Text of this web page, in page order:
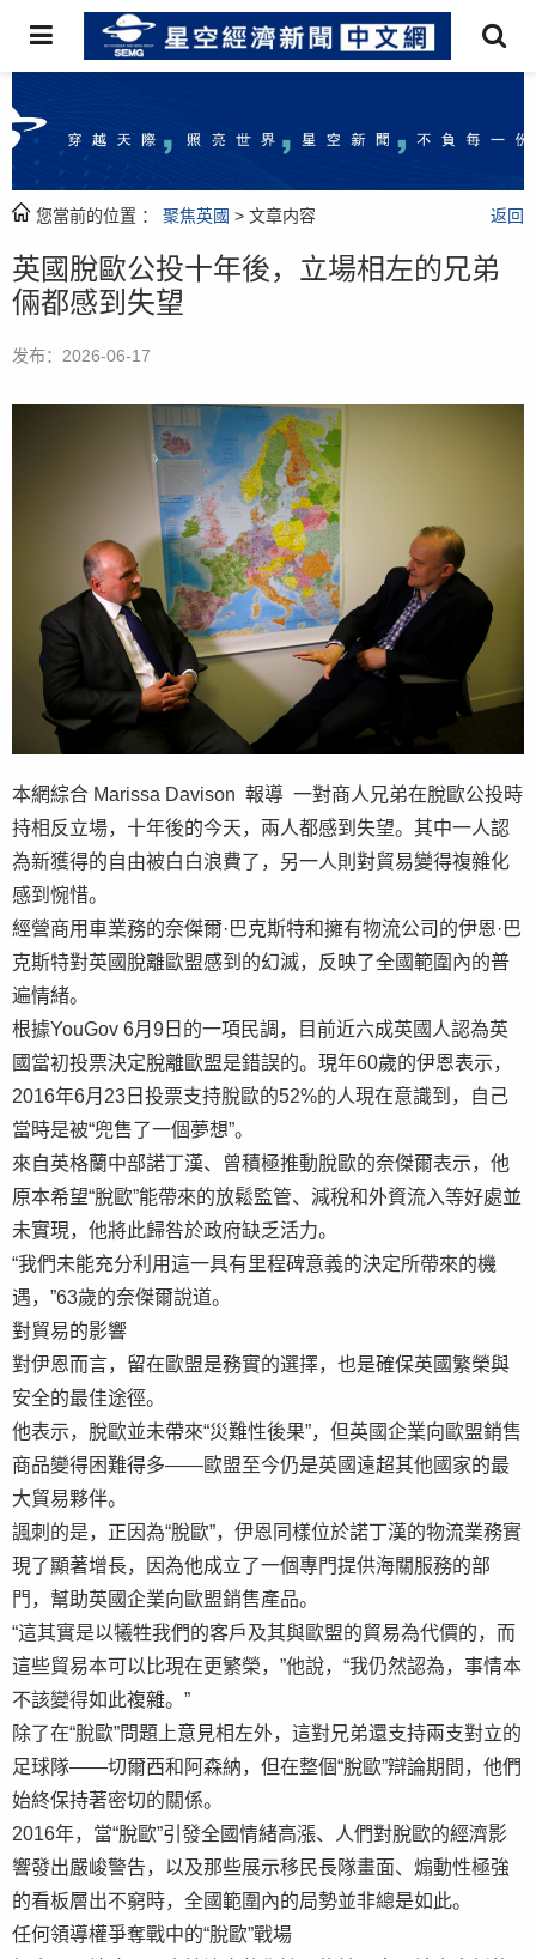
您當前的位置 ： 聚焦英國 > 文章内容 返回
英國脫歐公投十年後，立場相左的兄弟
倆都感到失望
发布：2026-06-17
本網綜合 Marissa Davison 報導 一對商人兄弟在脫歐公投時
持相反立場，十年後的今天，兩人都感到失望。其中一人認
為新獲得的自由被白白浪費了，另一人則對貿易變得複雜化
感到惋惜。
經營商用車業務的奈傑爾·巴克斯特和擁有物流公司的伊恩·巴
克斯特對英國脫離歐盟感到的幻滅，反映了全國範圍內的普
遍情緒。
根據YouGov 6月9日的一項民調，目前近六成英國人認為英
國當初投票決定脫離歐盟是錯誤的。現年60歲的伊恩表示，
2016年6月23日投票支持脫歐的52%的人現在意識到，自己
當時是被“兜售了一個夢想”。
來自英格蘭中部諾丁漢、曾積極推動脫歐的奈傑爾表示，他
原本希望“脫歐”能帶來的放鬆監管、減稅和外資流入等好處並
未實現，他將此歸咎於政府缺乏活力。
“我們未能充分利用這一具有里程碑意義的決定所帶來的機
遇，”63歲的奈傑爾說道。
對貿易的影響
對伊恩而言，留在歐盟是務實的選擇，也是確保英國繁榮與
安全的最佳途徑。
他表示，脫歐並未帶來“災難性後果”，但英國企業向歐盟銷售
商品變得困難得多——歐盟至今仍是英國遠超其他國家的最
大貿易夥伴。
諷刺的是，正因為“脫歐”，伊恩同樣位於諾丁漢的物流業務實
現了顯著增長，因為他成立了一個專門提供海關服務的部
門，幫助英國企業向歐盟銷售產品。
“這其實是以犧牲我們的客戶及其與歐盟的貿易為代價的，而
這些貿易本可以比現在更繁榮，”他說，“我仍然認為，事情本
不該變得如此複雜。”
除了在“脫歐”問題上意見相左外，這對兄弟還支持兩支對立的
足球隊——切爾西和阿森納，但在整個“脫歐”辯論期間，他們
始終保持著密切的關係。
2016年，當“脫歐”引發全國情緒高漲、人們對脫歐的經濟影
響發出嚴峻警告，以及那些展示移民長隊畫面、煽動性極強
的看板層出不窮時，全國範圍內的局勢並非總是如此。
任何領導權爭奪戰中的“脫歐”戰場